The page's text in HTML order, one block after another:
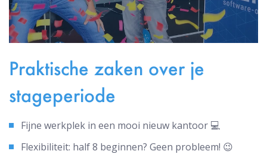
Praktische zaken over je
stageperiode
Fijne werkplek in een mooi nieuw kantoor 💻
Flexibiliteit: half 8 beginnen? Geen probleem! 😉